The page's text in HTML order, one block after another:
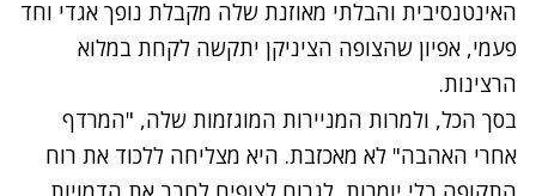
האינטנסיבית והבלתי מאוזנת שלה מקבלת נופך אגדי וחד
פעמי, אפיון שהצופה הציניקן יתקשה לקחת במלוא
הרצינות.
בסך הכל, ולמרות המניירות המוגזמות שלה, "המרדף
אחרי האהבה" לא מאכזבת. היא מצליחה ללכוד את רוח